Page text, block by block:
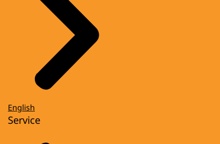
English
Service